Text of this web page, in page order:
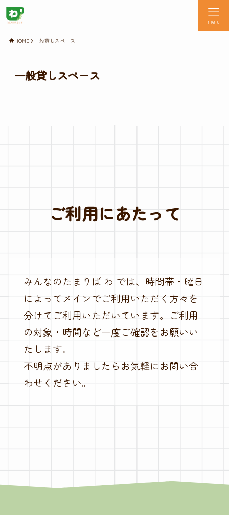
menu
HOME 一般貸しスペース
一般貸しスペース
ご利用にあたって
みんなのたまりば わ では、時間帯・曜日
によってメインでご利用いただく方々を
分けてご利用いただいています。ご利用
の対象・時間など一度ご確認をお願いい
たします。
不明点がありましたらお気軽にお問い合
わせください。